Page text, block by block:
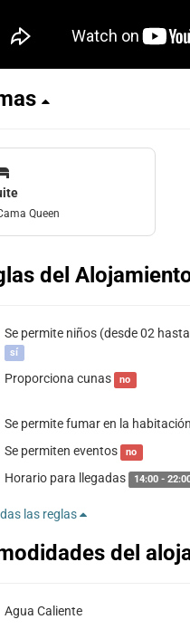
Queen
del
Se permite niños (desde 02
sí
Proporciona cunas no
Se permite fumar en la habitación
Se permiten eventos no
Horario para llegadas 14:00 -
las reglas
del
Agua Caliente